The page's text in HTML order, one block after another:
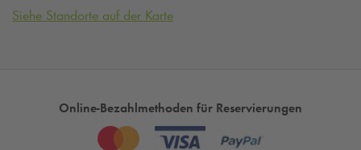
Siehe Standorte auf der Karte
Online-Bezahlmethoden für Reservierungen